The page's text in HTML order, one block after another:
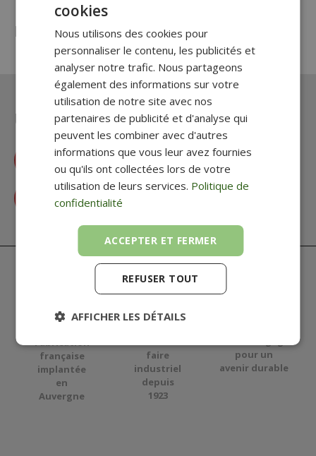
PRODUITS SIMILAIRES
Une question ? Un besoin ?
Accéder à la FAQ
Contactez-nous
Fabrication
française
implantée
en
Auvergne
faire
industriel
depuis
1923
pour un
avenir durable
cookies
Nous utilisons des cookies pour
personnaliser le contenu, les publicités et
analyser notre trafic. Nous partageons
également des informations sur votre
utilisation de notre site avec nos
partenaires de publicité et d'analyse qui
peuvent les combiner avec d'autres
informations que vous leur avez fournies
ou qu'ils ont collectées lors de votre
utilisation de leurs services. Politique de
confidentialité
ACCEPTER ET FERMER
REFUSER TOUT
AFFICHER LES DÉTAILS